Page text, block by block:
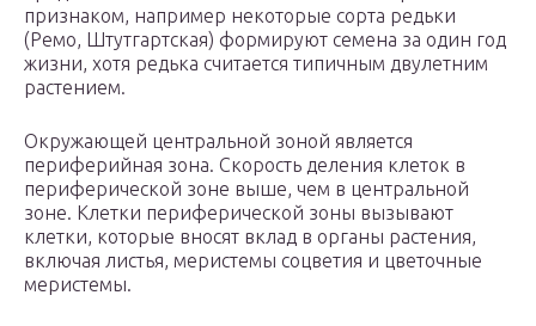
признаком, например некоторые сорта редьки
(Ремо, Штутгартская) формируют семена за один год
жизни, хотя редька считается типичным двулетним
растением.
Окружающей центральной зоной является
периферийная зона. Скорость деления клеток в
периферической зоне выше, чем в центральной
зоне. Клетки периферической зоны вызывают
клетки, которые вносят вклад в органы растения,
включая листья, меристемы соцветия и цветочные
меристемы.